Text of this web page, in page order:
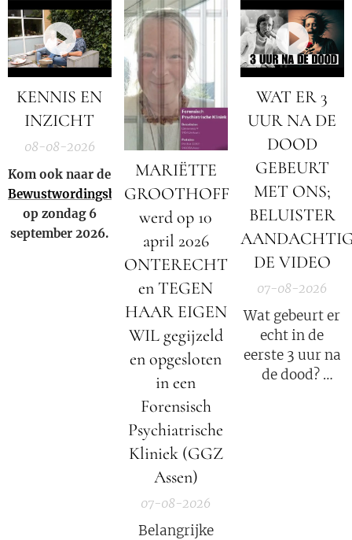
KENNIS EN
INZICHT
08-08-2026
Kom ook naar de
Bewustwordingsbeurs
op zondag 6
september 2026.
MARIËTTE
GROOTHOFF
werd op 10
april 2026
ONTERECHT
en TEGEN
HAAR EIGEN
WIL gegijzeld
en opgesloten
in een
Forensisch
Psychiatrische
Kliniek (GGZ
Assen)
07-08-2026
Belangrijke
WAT ER 3
UUR NA DE
DOOD
GEBEURT
MET ONS;
BELUISTER
DE VIDEO
07-08-2026
Wat gebeurt er
echt in de
eerste 3 uur na
de dood?